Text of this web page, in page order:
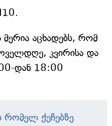
აცხადებს, რომ
კვირისა და
დან 18:00
რომელ ქუჩებზე